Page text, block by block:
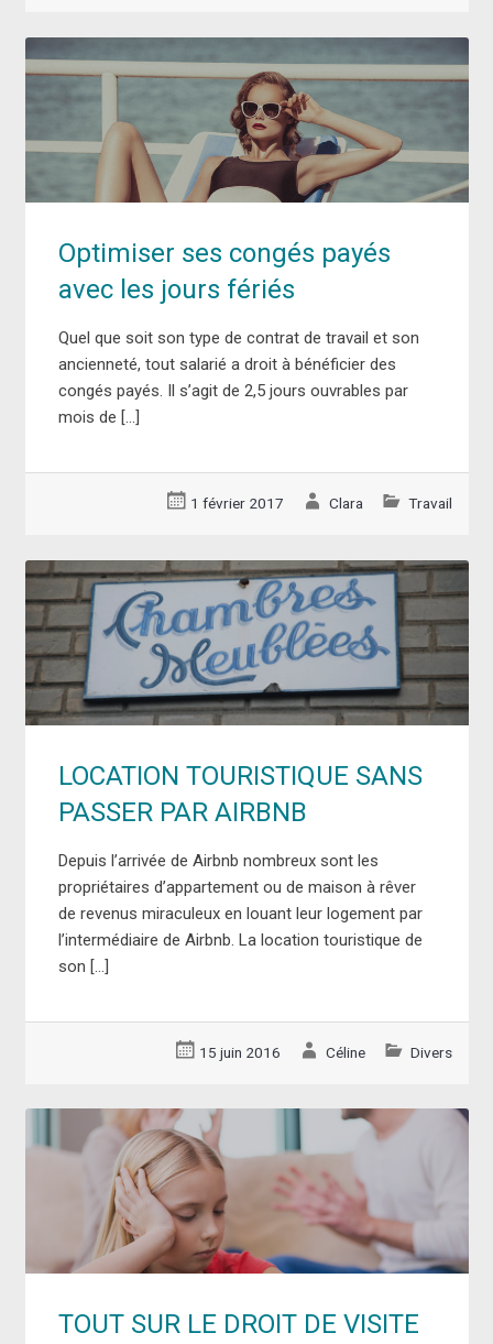
Optimiser ses congés payés
avec les jours fériés
Quel que soit son type de contrat de travail et son
ancienneté, tout salarié a droit à bénéficier des
congés payés. Il s’agit de 2,5 jours ouvrables par
mois de […]
1 février 2017 Clara Travail
LOCATION TOURISTIQUE SANS
PASSER PAR AIRBNB
Depuis l’arrivée de Airbnb nombreux sont les
propriétaires d’appartement ou de maison à rêver
de revenus miraculeux en louant leur logement par
l’intermédiaire de Airbnb. La location touristique de
son […]
15 juin 2016 Céline Divers
TOUT SUR LE DROIT DE VISITE